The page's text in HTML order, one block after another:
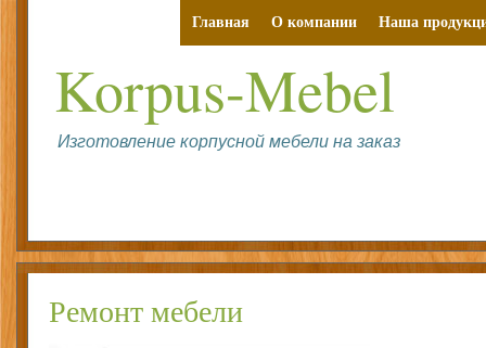
Главная О компании Наша
Korpus-Mebel
Изготовление корпусной мебели на заказ
Ремонт мебели